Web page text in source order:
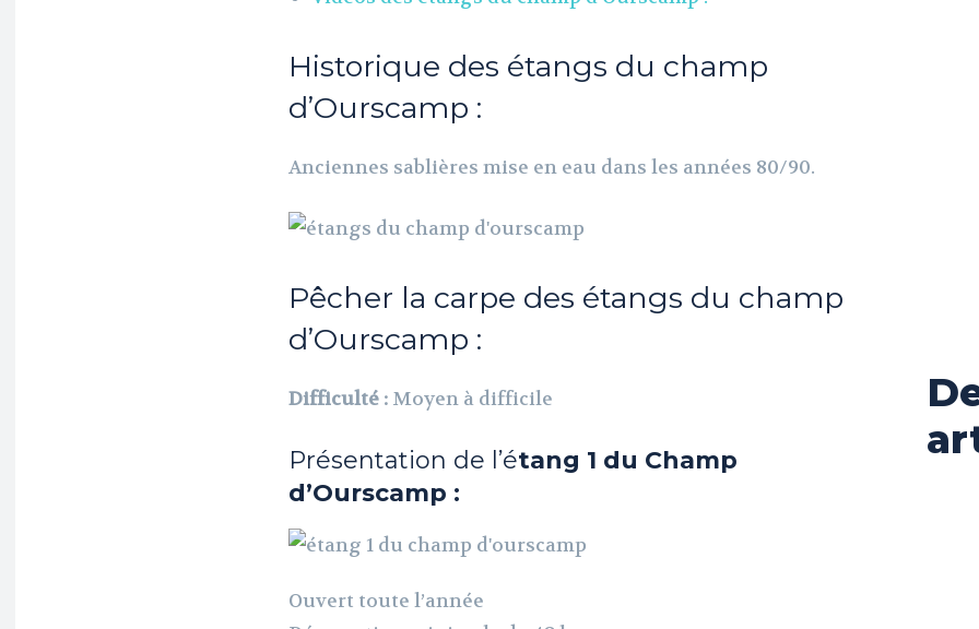
Historique des étangs du champ
d’Ourscamp :
Anciennes sablières mise en eau dans les années 80/90.
Pêcher la carpe des étangs du champ
d’Ourscamp :
Difficulté : Moyen à difficile
Présentation de l’étang 1 du Champ
d’Ourscamp :
Ouvert toute l’année